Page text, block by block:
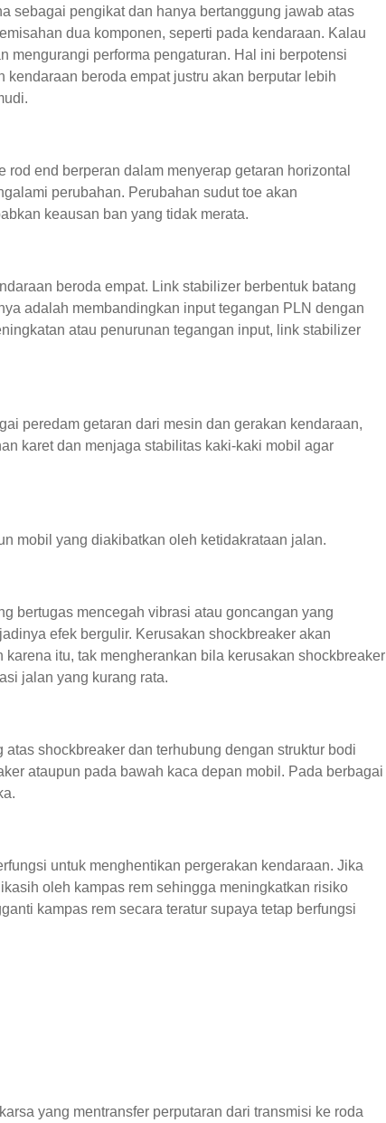
sebagai pengikat dan hanya bertanggung jawab atas
dua komponen, seperti pada kendaraan. Kalau
mengurangi performa pengaturan. Hal ini berpotensi
beroda empat justru akan berputar lebih
end berperan dalam menyerap getaran horizontal
perubahan. Perubahan sudut toe akan
keausan ban yang tidak merata.
beroda empat. Link stabilizer berbentuk batang
adalah membandingkan input tegangan PLN dengan
atau penurunan tegangan input, link stabilizer
peredam getaran dari mesin dan gerakan kendaraan,
karet dan menjaga stabilitas kaki-kaki mobil agar
mobil yang diakibatkan oleh ketidakrataan jalan.
bertugas mencegah vibrasi atau goncangan yang
efek bergulir. Kerusakan shockbreaker akan
itu, tak mengherankan bila kerusakan shockbreaker
jalan yang kurang rata.
shockbreaker dan terhubung dengan struktur bodi
ataupun pada bawah kaca depan mobil. Pada berbagai
untuk menghentikan pergerakan kendaraan. Jika
oleh kampas rem sehingga meningkatkan risiko
kampas rem secara teratur supaya tetap berfungsi
yang mentransfer perputaran dari transmisi ke roda